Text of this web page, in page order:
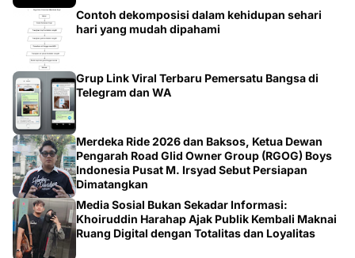
Contoh dekomposisi dalam kehidupan sehari
hari yang mudah dipahami
Grup Link Viral Terbaru Pemersatu Bangsa di
Telegram dan WA
Merdeka Ride 2026 dan Baksos, Ketua Dewan
Pengarah Road Glid Owner Group (RGOG) Boys
Indonesia Pusat M. Irsyad Sebut Persiapan
Dimatangkan
Media Sosial Bukan Sekadar Informasi:
Khoiruddin Harahap Ajak Publik Kembali Maknai
Ruang Digital dengan Totalitas dan Loyalitas